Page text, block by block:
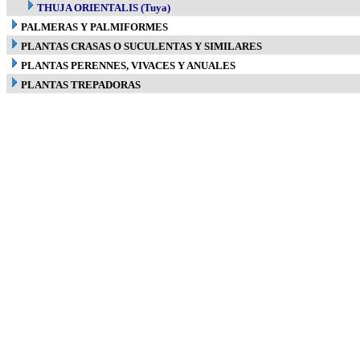
THUJA ORIENTALIS (Tuya)
PALMERAS Y PALMIFORMES
PLANTAS CRASAS O SUCULENTAS Y SIMILARES
PLANTAS PERENNES, VIVACES Y ANUALES
PLANTAS TREPADORAS